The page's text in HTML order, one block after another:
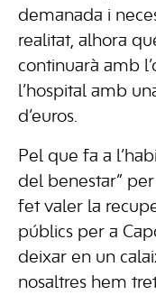
demanada i
realitat, alhora
continuarà amb
l’hospital amb
d’euros.
Pel que fa a
del benestar”
fet valer la
públics per a
deixar en un
nosaltres hem